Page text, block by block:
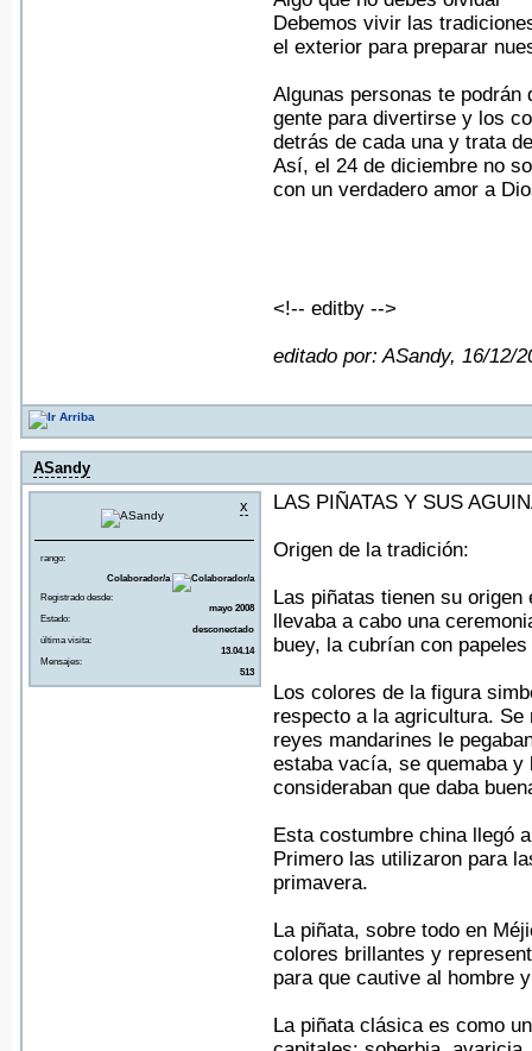
Debemos vivir las
el exterior para preparar
Algunas personas te
gente para divertirse y los
detrás de cada una y trata
Así, el 24 de diciembre no
con un verdadero amor a
<!-- editby -->
editado por: ASandy, 16/12/
ASandy
x
rango:
Colaborador/a
Registrado desde:
mayo 2008
Estado:
desconectado
última visita:
13.04.14
Mensajes:
513
LAS PIÑATAS Y SUS
Origen de la tradición:
Las piñatas tienen su
llevaba a cabo una
buey, la cubrían con
Los colores de la figura
respecto a la agricultura.
reyes mandarines le
estaba vacía, se quemaba
consideraban que daba
Esta costumbre china llegó
Primero las utilizaron para
primavera.
La piñata, sobre todo en
colores brillantes y
para que cautive al hombre
La piñata clásica es como